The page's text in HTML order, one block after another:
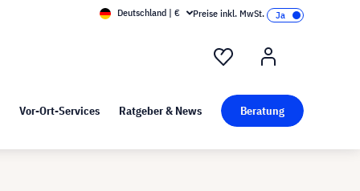
Kunst bei visunext
Deutschland | € Preise inkl. MwSt.
Vor-Ort-Services Ratgeber & News Beratung